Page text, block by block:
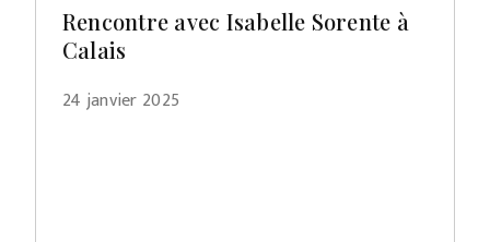
Rencontre avec Isabelle Sorente à
Calais
24 janvier 2025